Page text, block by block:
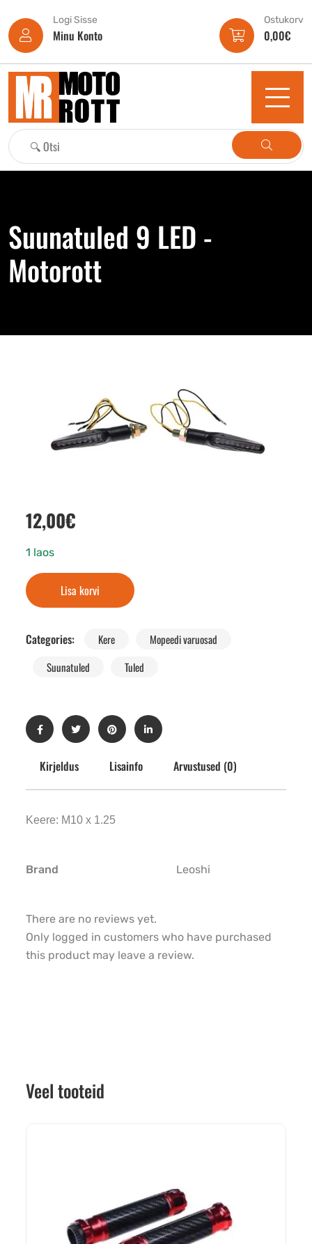
Logi Sisse
Minu Konto
Ostukorv
0,00€
Suunatuled 9 LED -
Motorott
12,00€
1 laos
Lisa korvi
Categories: Kere
Mopeedi varuosad
Suunatuled
Tuled
Kirjeldus Lisainfo Arvustused (0)
Keere: M10 x 1.25
Brand Leoshi
There are no reviews yet.
Only logged in customers who have purchased
this product may leave a review.
Veel tooteid